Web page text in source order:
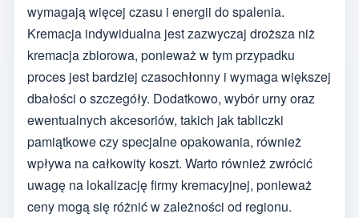
wymagają więcej czasu i energii do spalenia.
Kremacja indywidualna jest zazwyczaj droższa niż
kremacja zbiorowa, ponieważ w tym przypadku
proces jest bardziej czasochłonny i wymaga większej
dbałości o szczegóły. Dodatkowo, wybór urny oraz
ewentualnych akcesoriów, takich jak tabliczki
pamiątkowe czy specjalne opakowania, również
wpływa na całkowity koszt. Warto również zwrócić
uwagę na lokalizację firmy kremacyjnej, ponieważ
ceny mogą się różnić w zależności od regionu.